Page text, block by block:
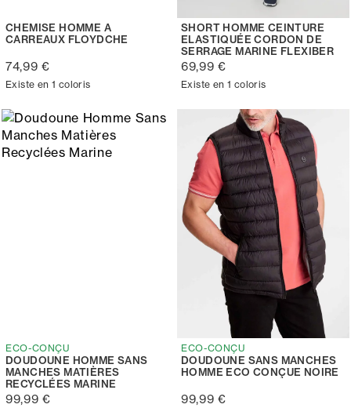
CHEMISE HOMME A
CARREAUX FLOYDCHE
74,99 €
Existe en 1 coloris
SHORT HOMME CEINTURE
ELASTIQUÉE CORDON DE
SERRAGE MARINE FLEXIBER
69,99 €
Existe en 1 coloris
ECO-CONÇU
DOUDOUNE HOMME SANS
MANCHES MATIÈRES
RECYCLÉES MARINE
99,99 €
ECO-CONÇU
DOUDOUNE SANS MANCHES
HOMME ECO CONÇUE NOIRE
99,99 €